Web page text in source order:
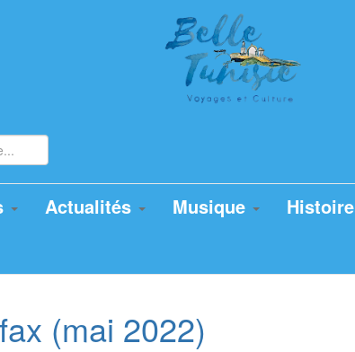
Actualités Musique Histoire
(mai 2022)